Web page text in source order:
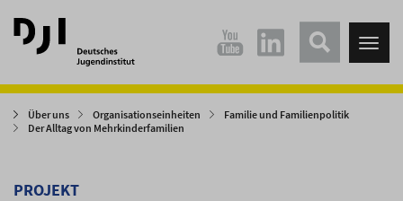
Direkt
zum
Hauptinhalt
Direkt
zum
Hauptmenü
Über uns Organisationseinheiten
Familie und Familienpolitik
Der Alltag von Mehrkinderfamilien
PROJEKT